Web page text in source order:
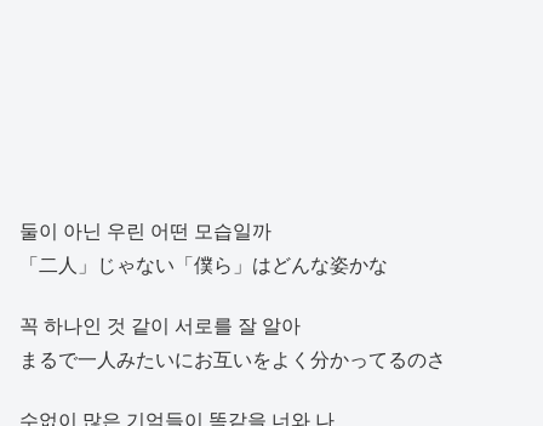
둘이 아닌 우린 어떤 모습일까
「二人」じゃない「僕ら」はどんな姿かな
꼭 하나인 것 같이 서로를 잘 알아
まるで一人みたいにお互いをよく分かってるのさ
수없이 많은 기억들이 똑같을 너와 나